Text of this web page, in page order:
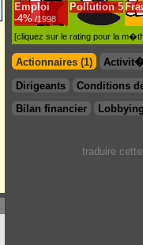
Emploi
-4% /1998
Pollution 5
[cliquez sur le rating pour la
Actionnaires (1)
Dirigeants
Conditions
Bilan financier
traduire